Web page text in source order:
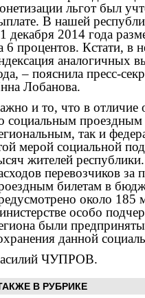
льгот был
В нашей
декабря 2014 года
6 процентов. Кстати, в
аналогичных
– пояснила пресс-
Лобанова.
и то, что в отличие
социальным проездным
так и
мерой социальной
жителей
перевозчиков
билетам в
около 185
особо
были
данной
ЧУПРОВ.
В РУБРИКЕ